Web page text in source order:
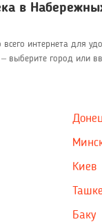
в
интернета для
выберите город или
Киев
Баку